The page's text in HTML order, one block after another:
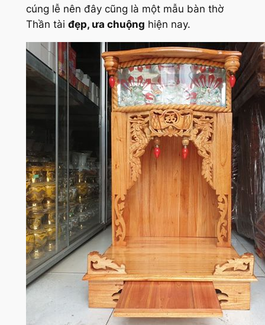
cúng lễ nên đây cũng là một mẫu bàn thờ
Thần tài đẹp, ưa chuộng hiện nay.